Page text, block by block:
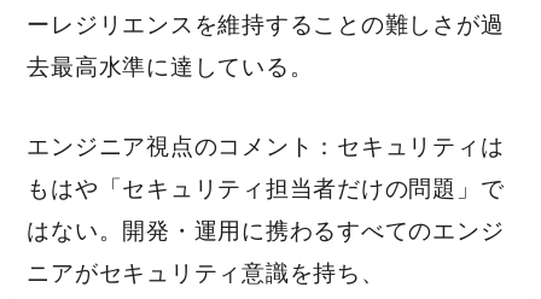
ーレジリエンスを維持することの難しさが過
去最高水準に達している。
エンジニア視点のコメント：セキュリティは
もはや「セキュリティ担当者だけの問題」で
はない。開発・運用に携わるすべてのエンジ
ニアがセキュリティ意識を持ち、